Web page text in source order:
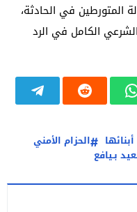
المتورطين في الحادثة،
الكامل في الرد
الحزام الأمني
بـيافع